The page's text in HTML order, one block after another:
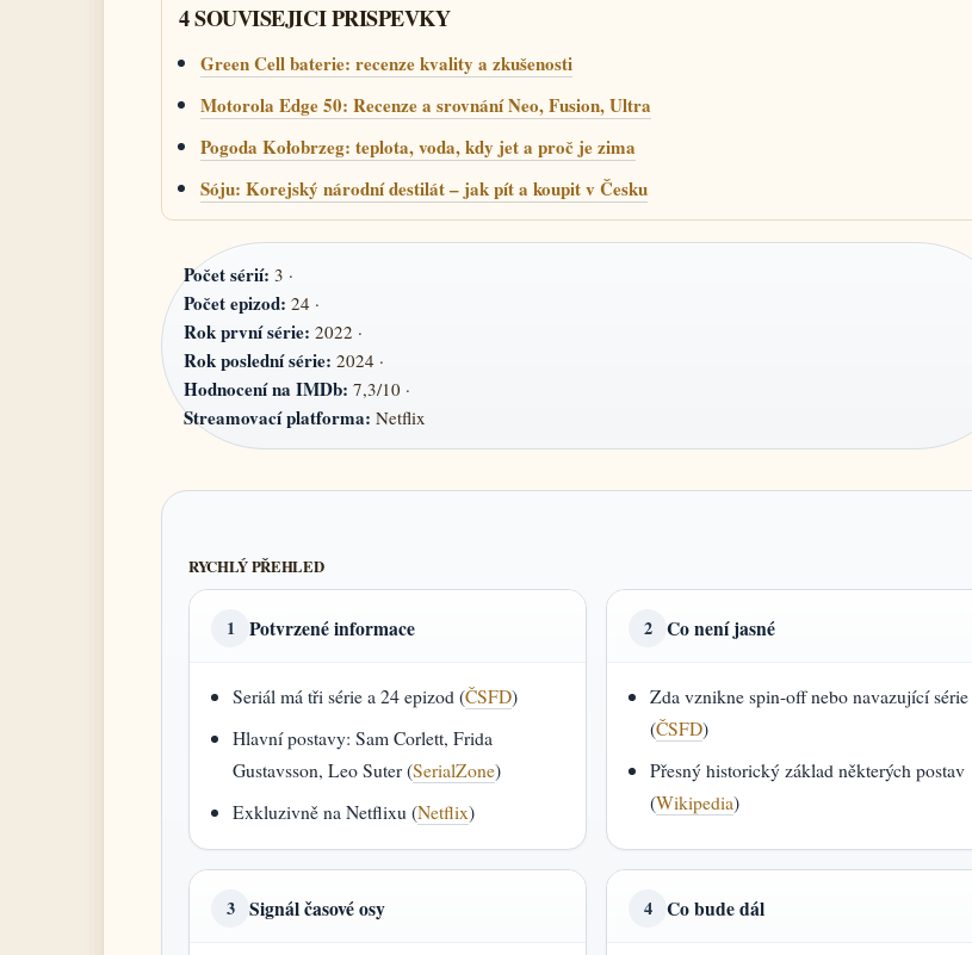
4 SOUVISEJICI PRISPEVKY
Green Cell baterie: recenze kvality a zkušenosti
Motorola Edge 50: Recenze a srovnání Neo, Fusion, Ultra
Pogoda Kołobrzeg: teplota, voda, kdy jet a proč je zima
Sóju: Korejský národní destilát – jak pít a koupit v Česku
Počet sérií: 3 ·
Počet epizod: 24 ·
Rok první série: 2022 ·
Rok poslední série: 2024 ·
Hodnocení na IMDb: 7,3/10 ·
Streamovací platforma: Netflix
RYCHLÝ PŘEHLED
1 Potvrzené informace
Seriál má tři série a 24 epizod (ČSFD)
Hlavní postavy: Sam Corlett, Frida
Gustavsson, Leo Suter (SerialZone)
Exkluzivně na Netflixu (Netflix)
2 Co není jasné
Zda vznikne spin-off nebo navazující série
(ČSFD)
Přesný historický základ některých postav
(Wikipedia)
3 Signál časové osy 4 Co bude dál